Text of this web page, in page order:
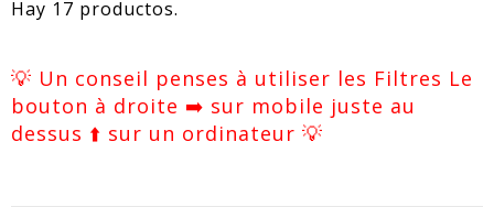
Hay 17 productos.
💡 Un conseil penses à utiliser les Filtres Le
bouton à droite ➡️ sur mobile juste au
dessus ⬆️ sur un ordinateur 💡